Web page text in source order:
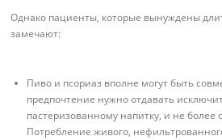
Однако пациенты, которые вынуждены
замечают:
Пиво и псориаз вполне могут быть
предпочтение нужно отдавать
пастеризованному напитку, и не более
Потребление живого,